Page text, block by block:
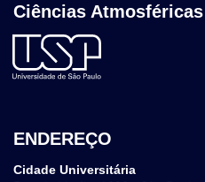
Ciências Atmosféricas
ENDEREÇO
Cidade Universitária